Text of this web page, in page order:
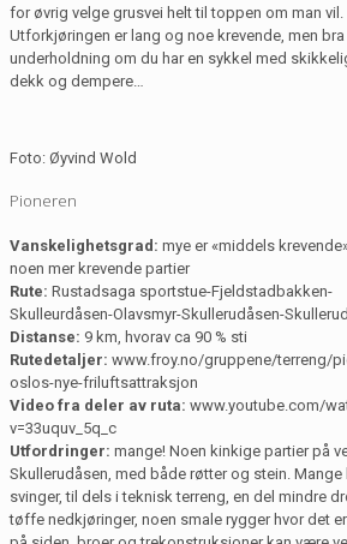
for øvrig velge grusvei helt til toppen om man vil.
Utforkjøringen er lang og noe krevende, men bra
underholdning om du har en sykkel med
dekk og dempere…
Foto: Øyvind Wold
Pioneren
Vanskelighetsgrad: mye er «middels
noen mer krevende partier
Rute: Rustadsaga sportstue-Fjeldstadbakken-
Skulleurdåsen-Olavsmyr-Skullerudåsen-
Distanse: 9 km, hvorav ca 90 % sti
Rutedetaljer: www.froy.no/gruppene/terreng/
oslos-nye-friluftsattraksjon
Video fra deler av ruta: www.youtube.com/
v=33uquv_5q_c
Utfordringer: mange! Noen kinkige partier på
Skullerudåsen, med både røtter og stein. Mange
svinger, til dels i teknisk terreng, en del mindre
tøffe nedkjøringer, noen smale rygger hvor det